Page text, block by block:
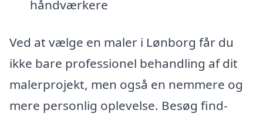
håndværkere
Ved at vælge en maler i Lønborg får du
ikke bare professionel behandling af dit
malerprojekt, men også en nemmere og
mere personlig oplevelse. Besøg find-